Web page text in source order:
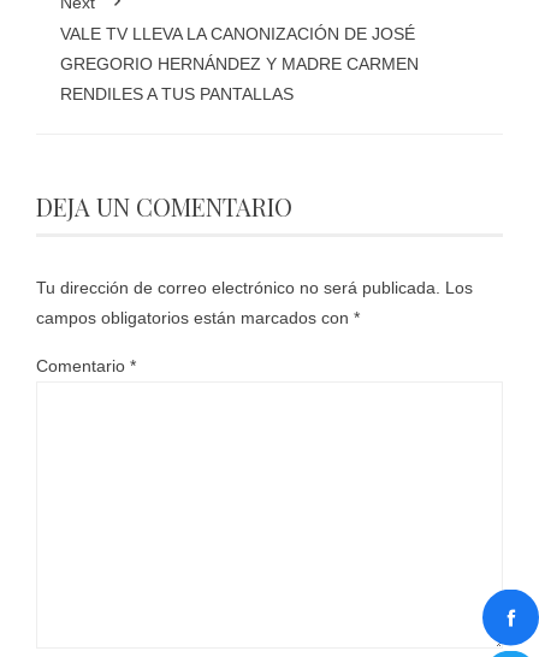
VALE TV LLEVA LA CANONIZACIÓN DE JOSÉ
GREGORIO HERNÁNDEZ Y MADRE CARMEN
RENDILES A TUS PANTALLAS
DEJA UN COMENTARIO
Tu dirección de correo electrónico no será publicada.
Los
campos obligatorios están marcados con *
Comentario *